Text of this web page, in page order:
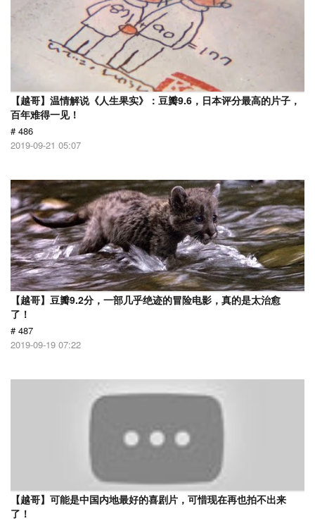
【越哥】温情解说《人生果实》：豆瓣9.6，日本评分最高的片子，
百年难得一见！
# 486
2019-09-21 05:07
【越哥】豆瓣9.2分，一部几乎绝迹的冒险电影，真的是太治愈
了！
# 487
2019-09-19 07:22
【越哥】可能是中国内地最好的喜剧片，可惜现在再也拍不出来
了！